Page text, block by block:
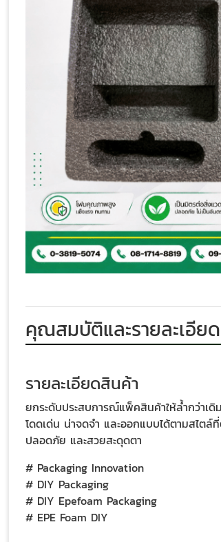
คุณสมบัติและรายละเอีย
รายละเอียดสินค้า
ยกระดับประสบการณ์แพ็คสินค้าให้ล้ำกว่าเ
โดดเด่น น่าจดจำ และออกแบบได้ตามสไต
ปลอดภัย และสวยสะดุดตา
# Packaging Innovation
# DIY Packaging
# DIY Epefoam Packaging
# EPE Foam DIY